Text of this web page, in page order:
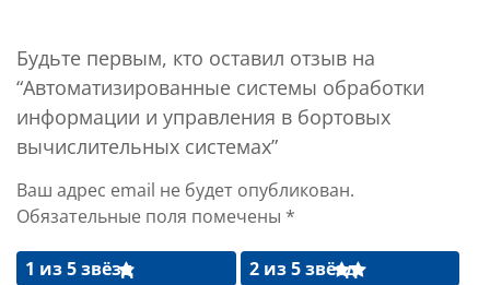
Будьте первым, кто оставил отзыв на
“Автоматизированные системы обработки
информации и управления в бортовых
вычислительных системах”
Ваш адрес email не будет опубликован.
Обязательные поля помечены *
1 из 5 звёзд 2 из 5 звёзд